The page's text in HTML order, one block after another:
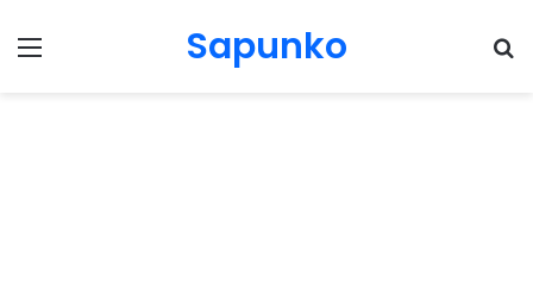
Menu Sapunko